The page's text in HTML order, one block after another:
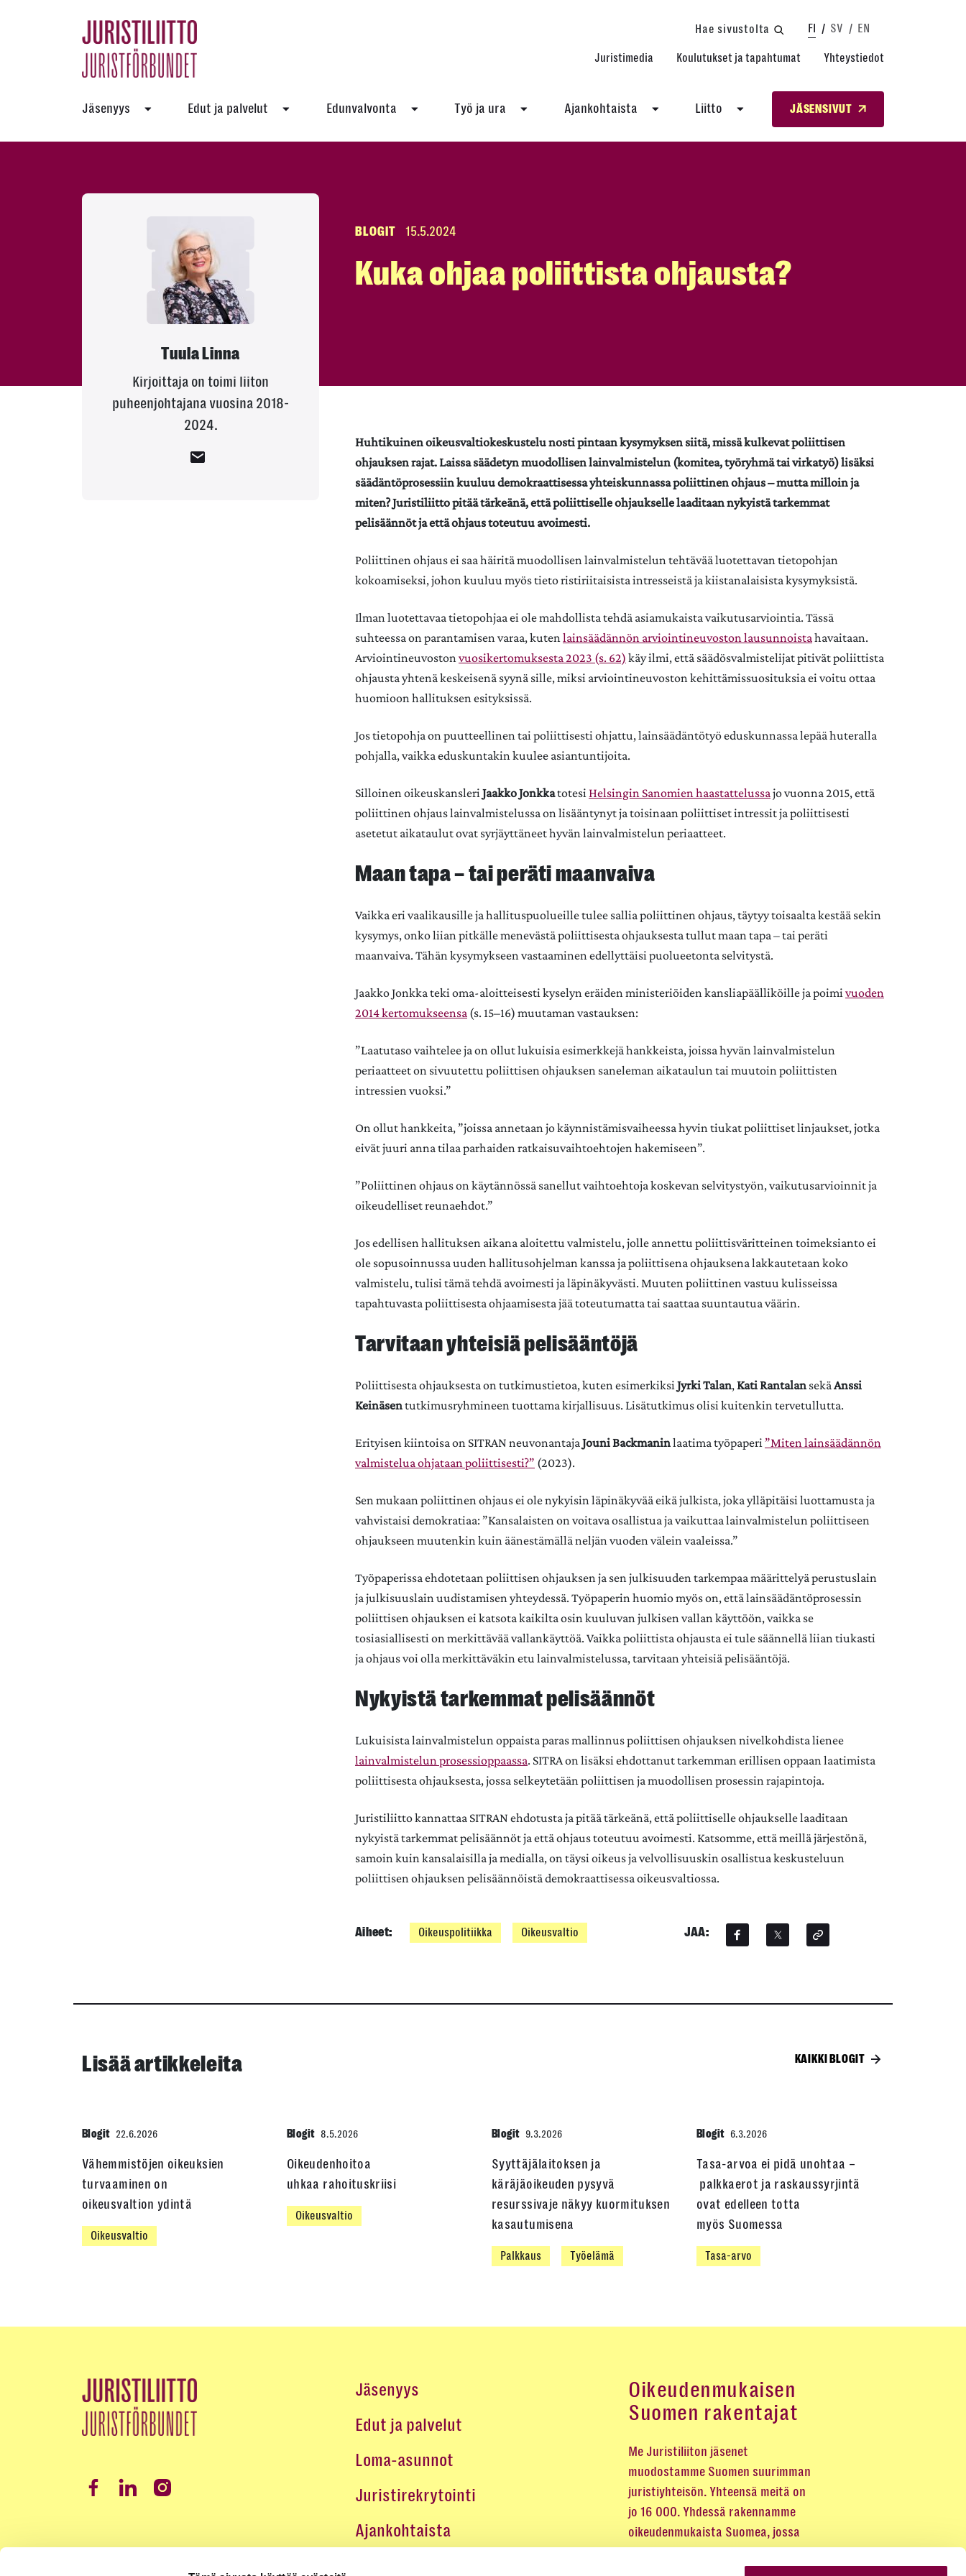
Hae sivustolta FI SV EN
Juristimedia Koulutukset ja tapahtumat Yhteystiedot
Jäsenyys Edut ja palvelut Edunvalvonta Työ ja ura Ajankohtaista Liitto JÄSENSIVUT
BLOGIT 15.5.2024
Kuka ohjaa poliittista ohjausta?
Tuula Linna
Kirjoittaja on toimi liiton
puheenjohtajana vuosina 2018-
2024.
Huhtikuinen oikeusvaltiokeskustelu nosti pintaan kysymyksen siitä, missä kulkevat poliittisen
ohjauksen rajat. Laissa säädetyn muodollisen lainvalmistelun (komitea, työryhmä tai virkatyö) lisäksi
säädäntöprosessiin kuuluu demokraattisessa yhteiskunnassa poliittinen ohjaus – mutta milloin ja
miten? Juristiliitto pitää tärkeänä, että poliittiselle ohjaukselle laaditaan nykyistä tarkemmat
pelisäännöt ja että ohjaus toteutuu avoimesti.
Poliittinen ohjaus ei saa häiritä muodollisen lainvalmistelun tehtävää luotettavan tietopohjan
kokoamiseksi, johon kuuluu myös tieto ristiriitaisista intresseistä ja kiistanalaisista kysymyksistä.
Ilman luotettavaa tietopohjaa ei ole mahdollista tehdä asiamukaista vaikutusarviointia. Tässä
suhteessa on parantamisen varaa, kutenlainsäädännön arviointineuvoston lausunnoistahavaitaan.
Arviointineuvostonvuosikertomuksesta 2023 (s. 62) käy ilmi, että säädösvalmistelijat pitivät poliittista
ohjausta yhtenä keskeisenä syynä sille, miksi arviointineuvoston kehittämissuosituksia ei voitu ottaa
huomioon hallituksen esityksissä.
Jos tietopohja on puutteellinen tai poliittisesti ohjattu, lainsäädäntötyö eduskunnassa lepää huteralla
pohjalla, vaikka eduskuntakin kuulee asiantuntijoita.
Silloinen oikeuskansleriJaakko JonkkatotesiHelsingin Sanomien haastattelussajo vuonna 2015, että
poliittinen ohjaus lainvalmistelussa on lisääntynyt ja toisinaan poliittiset intressit ja poliittisesti
asetetut aikataulut ovat syrjäyttäneet hyvän lainvalmistelun periaatteet.
Maan tapa – tai peräti maanvaiva
Vaikka eri vaalikausille ja hallituspuolueille tulee sallia poliittinen ohjaus, täytyy toisaalta kestää sekin
kysymys, onko liian pitkälle menevästä poliittisesta ohjauksesta tullut maan tapa – tai peräti
maanvaiva. Tähän kysymykseen vastaaminen edellyttäisi puolueetonta selvitystä.
Jaakko Jonkka teki oma-aloitteisesti kyselyn eräiden ministeriöiden kansliapäälliköille ja poimivuoden
2014 kertomukseensa (s. 15–16) muutaman vastauksen:
”Laatutaso vaihtelee ja on ollut lukuisia esimerkkejä hankkeista, joissa hyvän lainvalmistelun
periaatteet on sivuutettu poliittisen ohjauksen saneleman aikataulun tai muutoin poliittisten
intressien vuoksi.”
On ollut hankkeita, ”joissa annetaan jo käynnistämisvaiheessa hyvin tiukat poliittiset linjaukset, jotka
eivät juuri anna tilaa parhaiden ratkaisuvaihtoehtojen hakemiseen”.
”Poliittinen ohjaus on käytännössä sanellut vaihtoehtoja koskevan selvitystyön, vaikutusarvioinnit ja
oikeudelliset reunaehdot.”
Jos edellisen hallituksen aikana aloitettu valmistelu, jolle annettu poliittisväritteinen toimeksianto ei
ole sopusoinnussa uuden hallitusohjelman kanssa ja poliittisena ohjauksena lakkautetaan koko
valmistelu, tulisi tämä tehdä avoimesti ja läpinäkyvästi. Muuten poliittinen vastuu kulisseissa
tapahtuvasta poliittisesta ohjaamisesta jää toteutumatta tai saattaa suuntautua väärin.
Tarvitaan yhteisiä pelisääntöjä
Poliittisesta ohjauksesta on tutkimustietoa, kuten esimerkiksiJyrki Talan,Kati Rantalan sekäAnssi
Keinäsentutkimusryhmineen tuottama kirjallisuus. Lisätutkimus olisi kuitenkin tervetullutta.
Erityisen kiintoisa on SITRAN neuvonantajaJouni Backmaninlaatima työpaperi”Miten lainsäädännön
valmistelua ohjataan poliittisesti?” (2023).
Sen mukaan poliittinen ohjaus ei ole nykyisin läpinäkyvää eikä julkista, joka ylläpitäisi luottamusta ja
vahvistaisi demokratiaa: ”Kansalaisten on voitava osallistua ja vaikuttaa lainvalmistelun poliittiseen
ohjaukseen muutenkin kuin äänestämällä neljän vuoden välein vaaleissa.”
Työpaperissa ehdotetaan poliittisen ohjauksen ja sen julkisuuden tarkempaa määrittelyä perustuslain
ja julkisuuslain uudistamisen yhteydessä. Työpaperin huomio myös on, että lainsäädäntöprosessin
poliittisen ohjauksen ei katsota kaikilta osin kuuluvan julkisen vallan käyttöön, vaikka se
tosiasiallisesti on merkittävää vallankäyttöä. Vaikka poliittista ohjausta ei tule säännellä liian tiukasti
ja ohjaus voi olla merkittäväkin etu lainvalmistelussa, tarvitaan yhteisiä pelisääntöjä.
Nykyistä tarkemmat pelisäännöt
Lukuisista lainvalmistelun oppaista paras mallinnus poliittisen ohjauksen nivelkohdista lienee
lainvalmistelun prosessioppaassa. SITRA on lisäksi ehdottanut tarkemman erillisen oppaan laatimista
poliittisesta ohjauksesta, jossa selkeytetään poliittisen ja muodollisen prosessin rajapintoja.
Juristiliitto kannattaa SITRAN ehdotusta ja pitää tärkeänä, että poliittiselle ohjaukselle laaditaan
nykyistä tarkemmat pelisäännöt ja että ohjaus toteutuu avoimesti. Katsomme, että meillä järjestönä,
samoin kuin kansalaisilla ja medialla, on täysi oikeus ja velvollisuuskin osallistua keskusteluun
poliittisen ohjauksen pelisäännöistä demokraattisessa oikeusvaltiossa.
Aiheet: Oikeuspolitiikka Oikeusvaltio JAA:
Lisää artikkeleita KAIKKI BLOGIT
Blogit 22.6.2026
Vähemmistöjen oikeuksien
turvaaminen on
oikeusvaltion ydintä
Oikeusvaltio
Blogit 8.5.2026
Oikeudenhoitoa
uhkaa rahoituskriisi
Oikeusvaltio
Blogit 9.3.2026
Syyttäjälaitoksen ja
käräjäoikeuden pysyvä
resurssivaje näkyy kuormituksen
kasautumisena
Palkkaus Työelämä
Blogit 6.3.2026
Tasa-arvoa ei pidä unohtaa –
palkkaerot ja raskaussyrjintä
ovat edelleen totta
myös Suomessa
Tasa-arvo
Jäsenyys
Edut ja palvelut
Loma-asunnot
Juristirekrytointi
Ajankohtaista
Oikeudenmukaisen
Suomen rakentajat
Me Juristiliiton jäsenet
muodostamme Suomen suurimman
juristiyhteisön. Yhteensä meitä on
jo 16 000. Yhdessä rakennamme
oikeudenmukaista Suomea, jossa